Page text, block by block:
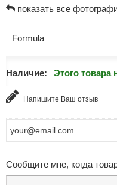
показать все
Formula
Наличие: Этого товара
Напишите Ваш отзыв
Сообщите мне, когда